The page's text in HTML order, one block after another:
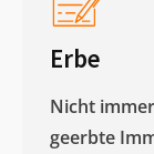
Erbe
Nicht
geerbte